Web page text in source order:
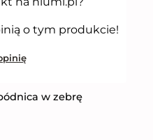
o tym produkcie!
w zebrę